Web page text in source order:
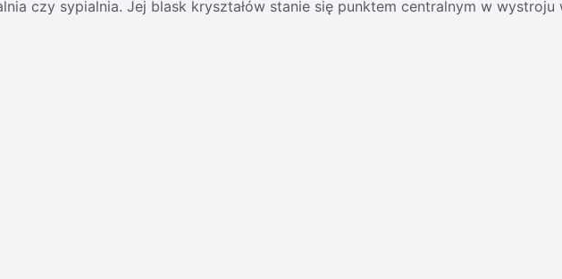
czy sypialnia. Jej blask kryształów stanie się punktem centralnym w wystroju